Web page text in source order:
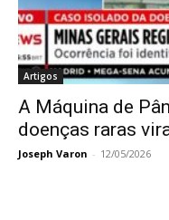
Artigos
A Máquina de
doenças raras
Joseph Varon - 12/05/2026